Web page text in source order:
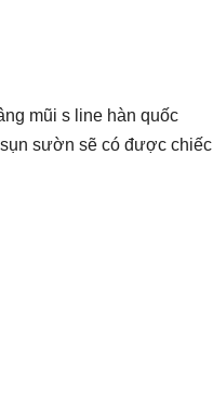
mũi s line hàn quốc
sườn sẽ có được chiếc